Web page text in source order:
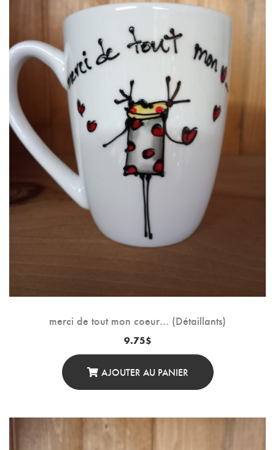
merci de tout mon coeur… (Détaillants)
9.75$
AJOUTER AU PANIER